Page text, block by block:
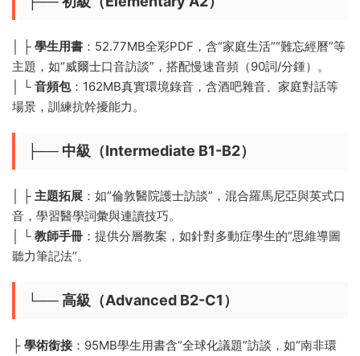
│ ├️ ​ ​學生用書​ ​：52.77MB全彩PDF，含“家庭生活”“難忘經曆”等
主題，如“威爾士口音訪談”，搭配慢速音頻（90詞/分鍾）。
│ └️ ​ ​音頻包​​：162MB真實環境錄音，含酒吧雜音、家庭對話等
場景，訓練抗幹擾能力。
├── ​ ​中級（Intermediate B1-B2）​
│ ├️ ​ ​主題拓展​ ​：如“倫敦醫院護士訪談”，混合羅馬尼亞與英式口
音，學習醫學詞彙與連讀技巧。
│ └️ ​ ​教師手冊​ ​：提供分層教案，如針對多動症學生的“思維導圖
聽力筆記法”。
└── ​​高級（Advanced B2-C1）​
├️ ​ ​學術銜接​ ​：95MB學生用書含“全球化議題”訪談，如“南非環